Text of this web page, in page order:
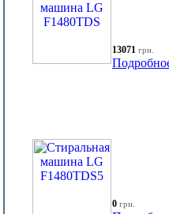
13071 грн.
0 грн.